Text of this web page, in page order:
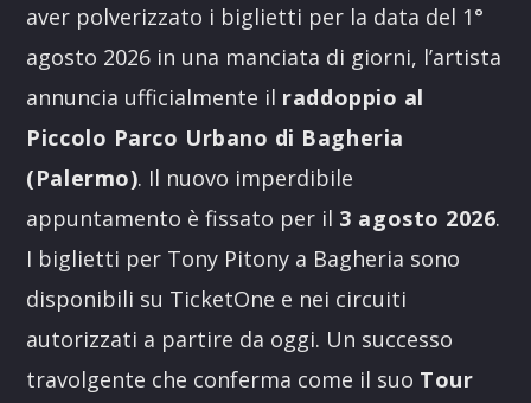
aver polverizzato i biglietti per la data del 1°
agosto 2026 in una manciata di giorni, l’artista
annuncia ufficialmente il raddoppio al
Piccolo Parco Urbano di Bagheria
(Palermo). Il nuovo imperdibile
appuntamento è fissato per il 3 agosto 2026.
I biglietti per Tony Pitony a Bagheria sono
disponibili su TicketOne e nei circuiti
autorizzati a partire da oggi. Un successo
travolgente che conferma come il suo Tour